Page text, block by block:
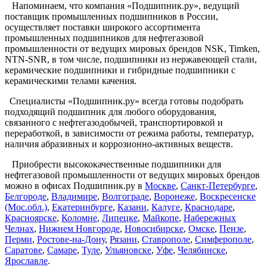
Напоминаем, что компания «Подшипник.ру», ведущий
поставщик промышленных подшипников в России,
осуществляет поставки широкого ассортимента
промышленных подшипников для нефтегазовой
промышленности от ведущих мировых брендов NSK, Timken,
NTN-SNR, в том числе, подшипники из нержавеющей стали,
керамические подшипники и гибридные подшипники с
керамическими телами качения.
Специалисты «Подшипник.ру» всегда готовы подобрать
подходящий подшипник для любого оборудования,
связанного с нефтегазодобычей, транспортировкой и
переработкой, в зависимости от режима работы, температур,
наличия абразивных и коррозионно-активных веществ.
Приобрести высококачественные подшипники для
нефтегазовой промышленности от ведущих мировых брендов
можно в офисах Подшипник.ру в Москве, Санкт-Петербургe,
Белгороде, Владимире, Волгограде, Воронеже, Воскресенске
(Мос.обл.), Екатеринбурге, Казани, Калуге, Краснодаре,
Красноярске, Коломне, Липецке, Майкопе, Набережных
Челнах, Нижнем Новгороде, Новосибирске, Омске, Пензе,
Перми, Ростове-на-Дону, Рязани, Ставрополе, Симферополе,
Саратове, Самаре, Туле, Ульяновске, Уфе, Челябинске,
Ярославле.